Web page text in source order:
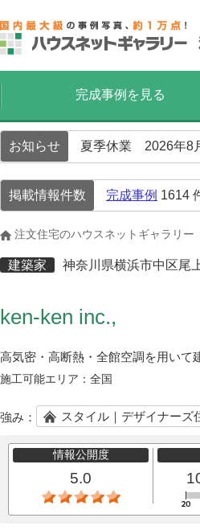
完成事例を見る
お知らせ 夏季休業 2026年8
掲載情報件数 完成事例 1614
注文住宅のハウスネットギャラリー
建築家 神奈川県横浜市中区尾
ken-ken inc.,
高気密・高断熱・全館空調を用いて
施工可能エリア： 全国
強み： スタイル｜デザイナーズ
情報公開度
5.0